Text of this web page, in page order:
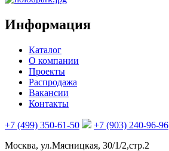
Информация
Каталог
О компании
Проекты
Распродажа
Вакансии
Контакты
+7 (499) 350-61-50 +7 (903) 240-96-96
Москва, ул.Мясницкая, 30/1/2,стр.2